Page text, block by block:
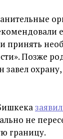
принять
Позже
завел
не
границу.